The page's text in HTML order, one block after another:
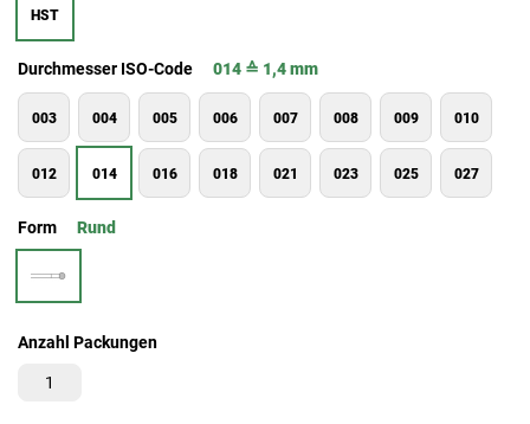
HST
Durchmesser ISO-Code 014 ≙ 1,4 mm
003 004 005 006 007 008 009 010
012 014 016 018 021 023 025 027
Form Rund
Anzahl Packungen